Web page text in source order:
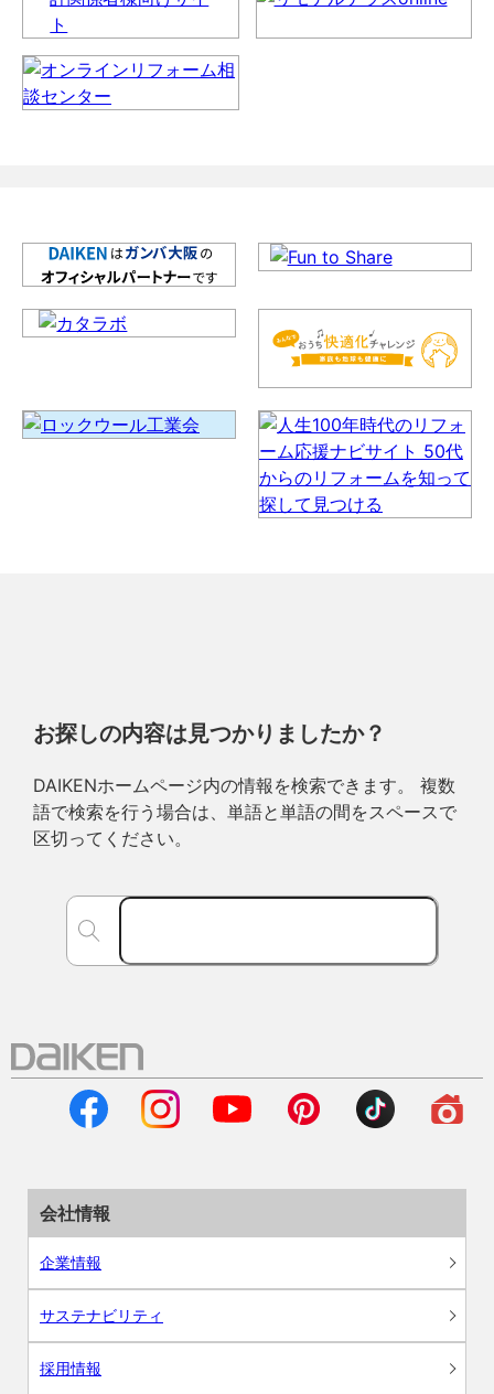
お探しの内容は見つかりましたか？
DAIKENホームページ内の情報を検索できます。 複数
語で検索を行う場合は、単語と単語の間をスペースで
区切ってください。
会社情報
企業情報
サステナビリティ
採用情報